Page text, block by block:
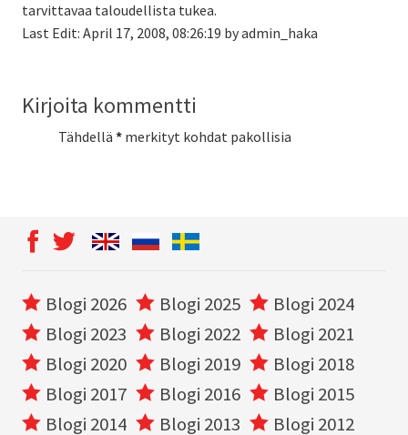
tarvittavaa taloudellista tukea.
Last Edit: April 17, 2008, 08:26:19 by admin_haka
Kirjoita kommentti
Tähdellä * merkityt kohdat pakollisia
Blogi 2026 Blogi 2025
Blogi 2024
Blogi 2023
Blogi 2022
Blogi 2021
Blogi 2020
Blogi 2019
Blogi 2018
Blogi 2017
Blogi 2016
Blogi 2015
Blogi 2014
Blogi 2013 Blogi 2012